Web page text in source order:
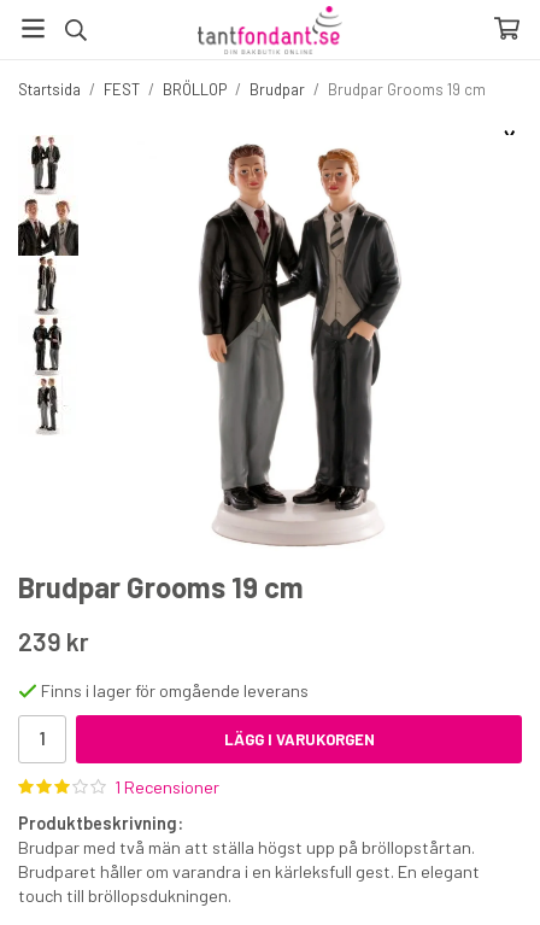
Startsida / FEST / BRÖLLOP / Brudpar / Brudpar Grooms 19 cm
Fler produkter du inte vill missa
KÖP
☓
Brudpar Grooms 19 cm
239 kr
Finns i lager för omgående leverans
LÄGG I VARUKORGEN
1 Recensioner
Produktbeskrivning:
Brudpar med två män att ställa högst upp på bröllopstårtan.
Brudparet håller om varandra i en kärleksfull gest. En elegant
touch till bröllopsdukningen.